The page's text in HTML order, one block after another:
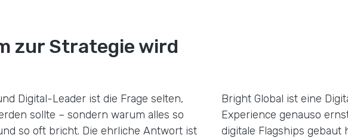
zur Strategie wird
Digital-Leader ist die Frage selten,
sollte – sondern warum alles so
so oft bricht. Die ehrliche Antwort ist
Bright Global ist eine
Experience genauso
digitale Flagships gebaut